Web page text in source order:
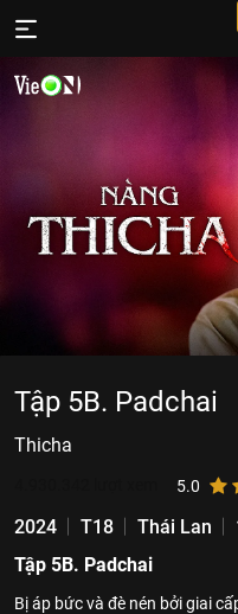
Tập 5B. Padchai
Thicha
5.0
2024 T18 Thái Lan
Tập 5B. Padchai
Bị áp bức và đè nén bởi giai